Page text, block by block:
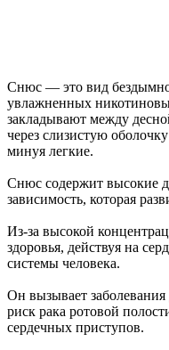
Снюс — это вид
увлажненных
закладывают между
через слизистую
минуя легкие.
Снюс содержит высокие
зависимость, которая
Из-за высокой
здоровья, действуя на
системы человека.
Он вызывает
риск рака ротовой
сердечных приступов.